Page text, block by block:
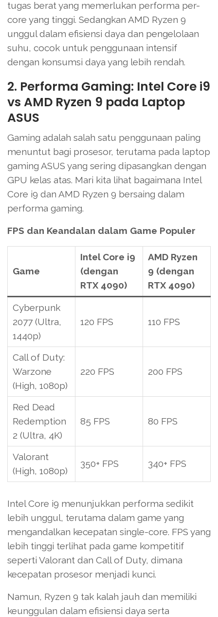
tugas berat yang memerlukan performa per-
core yang tinggi. Sedangkan AMD Ryzen 9
unggul dalam efisiensi daya dan pengelolaan
suhu, cocok untuk penggunaan intensif
dengan konsumsi daya yang lebih rendah.
2. Performa Gaming: Intel Core i9
vs AMD Ryzen 9 pada Laptop
ASUS
Gaming adalah salah satu penggunaan paling
menuntut bagi prosesor, terutama pada laptop
gaming ASUS yang sering dipasangkan dengan
GPU kelas atas. Mari kita lihat bagaimana Intel
Core i9 dan AMD Ryzen 9 bersaing dalam
performa gaming.
FPS dan Keandalan dalam Game Populer
Game
Intel Core i9
(dengan
RTX 4090)
AMD Ryzen
9 (dengan
RTX 4090)
Cyberpunk
2077 (Ultra,
1440p)
120 FPS 110 FPS
Call of Duty:
Warzone
(High, 1080p)
220 FPS 200 FPS
Red Dead
Redemption
2 (Ultra, 4K)
85 FPS 80 FPS
Valorant
(High, 1080p)
350+ FPS 340+ FPS
Intel Core i9 menunjukkan performa sedikit
lebih unggul, terutama dalam game yang
mengandalkan kecepatan single-core. FPS yang
lebih tinggi terlihat pada game kompetitif
seperti Valorant dan Call of Duty, dimana
kecepatan prosesor menjadi kunci.
Namun, Ryzen 9 tak kalah jauh dan memiliki
keunggulan dalam efisiensi daya serta